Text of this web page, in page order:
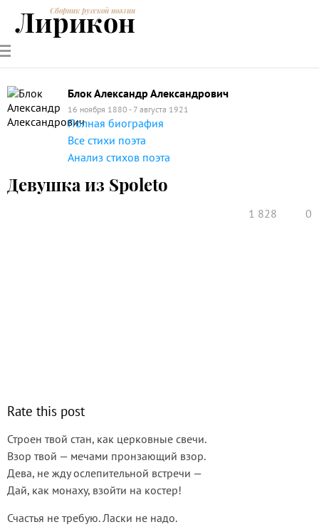
РУССКИЕ
ПОЭТЫ
СОВРЕМЕННИКИЭНЦИКЛОПЕДИЯ
ПОЭЗИИ
Сборник русской поэзии
Лирикон
Блок Александр Александрович
16 ноября 1880 - 7 августа 1921
Полная биография
Все стихи поэта
Анализ стихов поэта
Девушка из Spoleto
1 828 0
Rate this post
Строен твой стан, как церковные свечи.
Взор твой — мечами пронзающий взор.
Дева, не жду ослепительной встречи —
Дай, как монаху, взойти на костер!
Счастья не требую. Ласки не надо.